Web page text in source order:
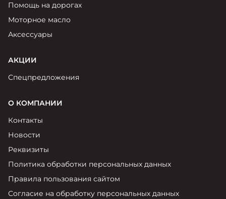
Помощь на дорогах
Моторное масло
Аксессуары
АКЦИИ
Спецпредложения
О КОМПАНИИ
Контакты
Новости
Реквизиты
Политика обработки персональных данных
Правила пользования сайтом
Согласие на обработку персональных данных